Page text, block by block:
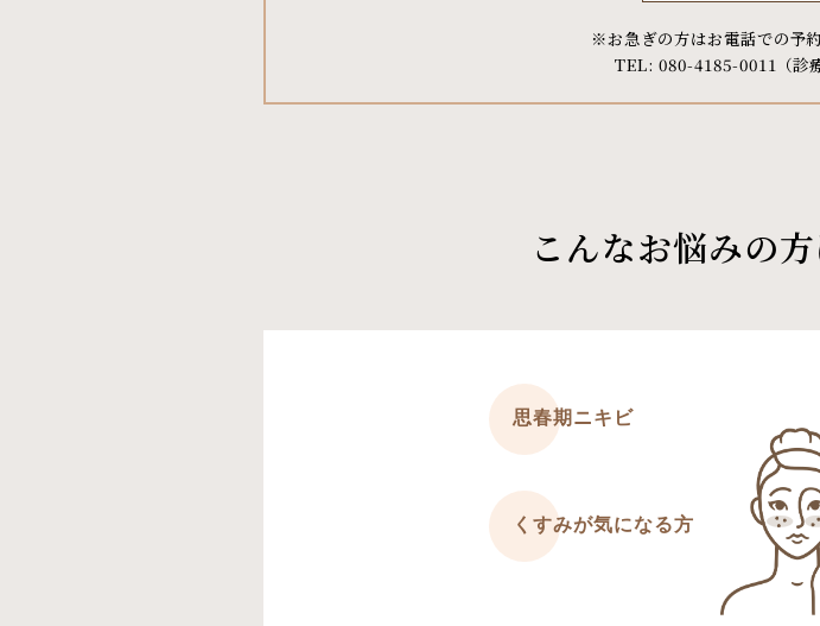
※お急ぎの方はお電話での予
TEL: 080-4185-0011（診
こんなお悩みの
思春期ニキビ
くすみが気になる方